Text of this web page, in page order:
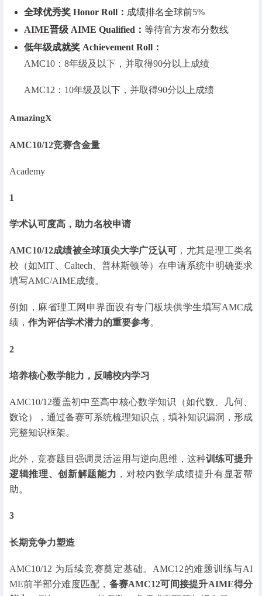
全球优秀奖 Honor Roll： 成绩排名全球前5%
AIME晋级 AIME Qualified：等待官方发布分数线
低年级成就奖 Achievement Roll：
AMC10：8年级及以下，并取得90分以上成绩
AMC12：10年级及以下，并取得90分以上成绩
AmazingX
AMC10/12竞赛含金量
Academy
1
学术认可度高，助力名校申请
AMC10/12成绩被全球顶尖大学广泛认可 ，尤其是理工类名
校（如MIT、Caltech、普林斯顿等）在申请系统中明确要求
填写AMC/AIME成绩。
例如，麻省理工网申界面设有专门板块供学生填写AMC成
绩， 作为评估学术潜力的重要参考。
2
培养核心数学能力，反哺校内学习
AMC10/12覆盖初中至高中核心数学知识（如代数、几何、
数论），通过备赛可系统梳理知识点，填补知识漏洞，形成
完整知识框架。
此外，竞赛题目强调灵活运用与逆向思维，这种训练可提升
逻辑推理、创新解题能力 ，对校内数学成绩提升有显著帮
助。
3
长期竞争力塑造
AMC10/12 为后续竞赛奠定基础。AMC12的难题训练与AI
ME前半部分难度匹配， 备赛AMC12可间接提升AIME得分